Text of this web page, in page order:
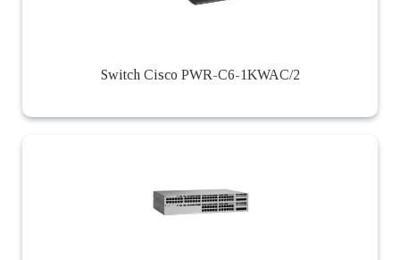
Switch Cisco PWR-C6-1KWAC/2